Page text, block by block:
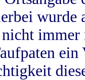
wurde